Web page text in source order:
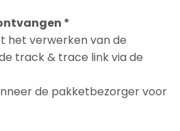
*
het verwerken van de
track & trace link via de
de pakketbezorger voor